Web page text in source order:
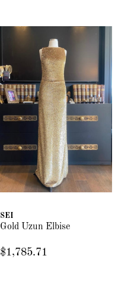
SEI
Gold Uzun Elbise
$1,785.71